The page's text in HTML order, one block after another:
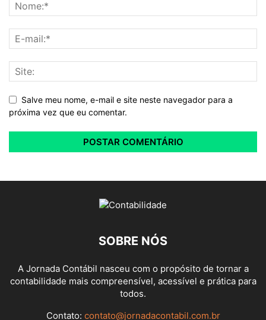
Salve meu nome, e-mail e site neste navegador para a
próxima vez que eu comentar.
SOBRE NÓS
A Jornada Contábil nasceu com o propósito de tornar a
contabilidade mais compreensível, acessível e prática para
todos.
Contato: contato@jornadacontabil.com.br